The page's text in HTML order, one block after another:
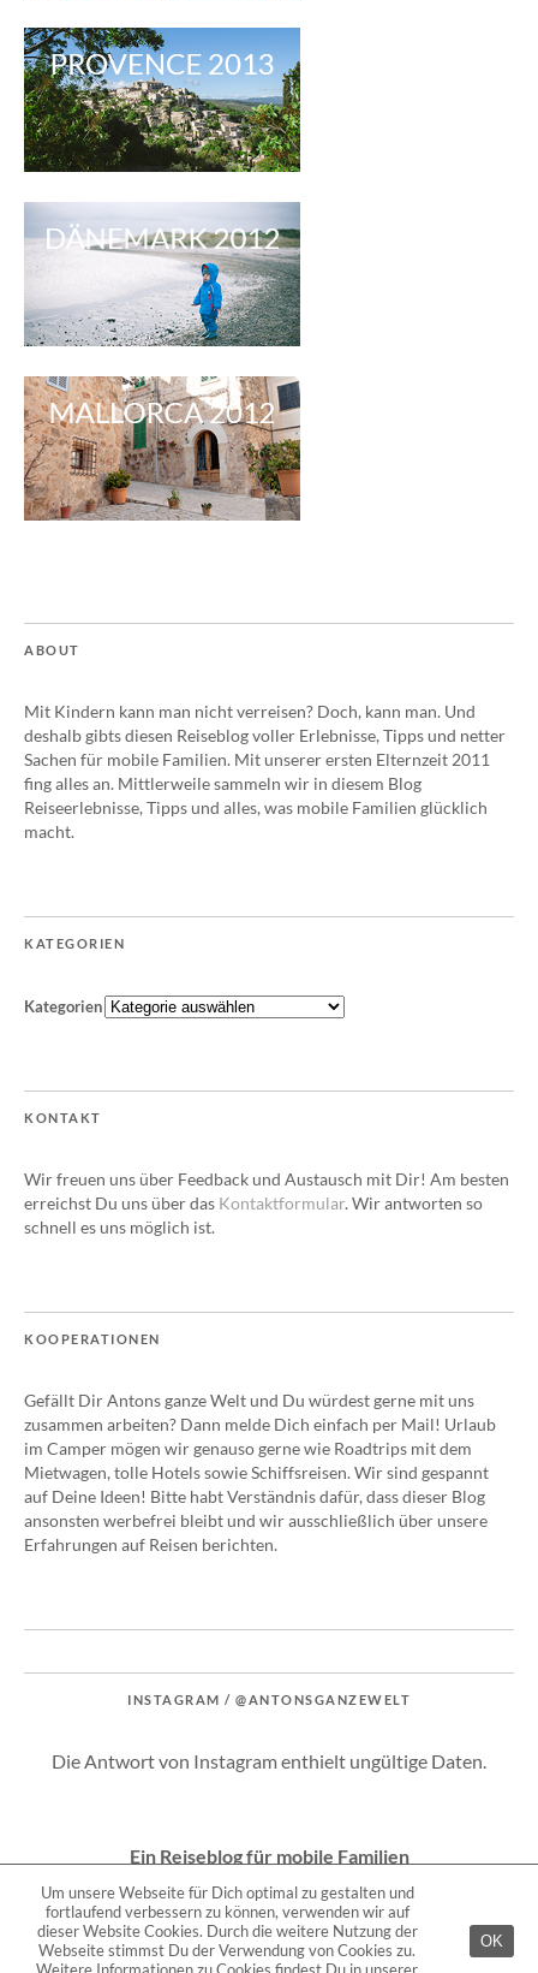
ABOUT
Mit Kindern kann man nicht verreisen? Doch, kann man. Und
deshalb gibts diesen Reiseblog voller Erlebnisse, Tipps und netter
Sachen für mobile Familien. Mit unserer ersten Elternzeit 2011
fing alles an. Mittlerweile sammeln wir in diesem Blog
Reiseerlebnisse, Tipps und alles, was mobile Familien glücklich
macht.
KATEGORIEN
Kategorien
KONTAKT
Wir freuen uns über Feedback und Austausch mit Dir! Am besten
erreichst Du uns über das Kontaktformular. Wir antworten so
schnell es uns möglich ist.
KOOPERATIONEN
Gefällt Dir Antons ganze Welt und Du würdest gerne mit uns
zusammen arbeiten? Dann melde Dich einfach per Mail! Urlaub
im Camper mögen wir genauso gerne wie Roadtrips mit dem
Mietwagen, tolle Hotels sowie Schiffsreisen. Wir sind gespannt
auf Deine Ideen! Bitte habt Verständnis dafür, dass dieser Blog
ansonsten werbefrei bleibt und wir ausschließlich über unsere
Erfahrungen auf Reisen berichten.
INSTAGRAM / @ANTONSGANZEWELT
Die Antwort von Instagram enthielt ungültige Daten.
Ein Reiseblog für mobile Familien
Copyright © 2026Anton's ganze Welt.
Um unsere Webseite für Dich optimal zu gestalten und
fortlaufend verbessern zu können, verwenden wir auf
dieser Website Cookies. Durch die weitere Nutzung der
Webseite stimmst Du der Verwendung von Cookies zu.
OK